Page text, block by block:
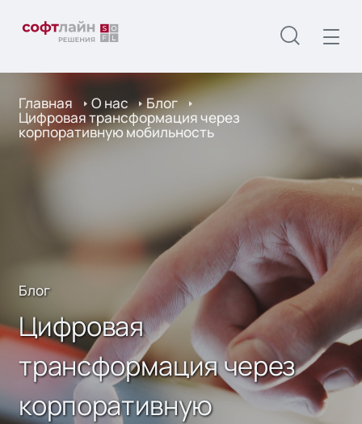
Главная О нас Блог
Цифровая трансформация через
корпоративную мобильность
Блог
Цифровая
трансформация через
корпоративную